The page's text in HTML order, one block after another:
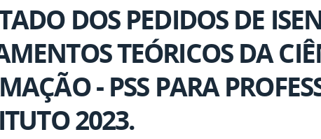
DOS PEDIDOS DE
TEÓRICOS DA
- PSS PARA
2023.